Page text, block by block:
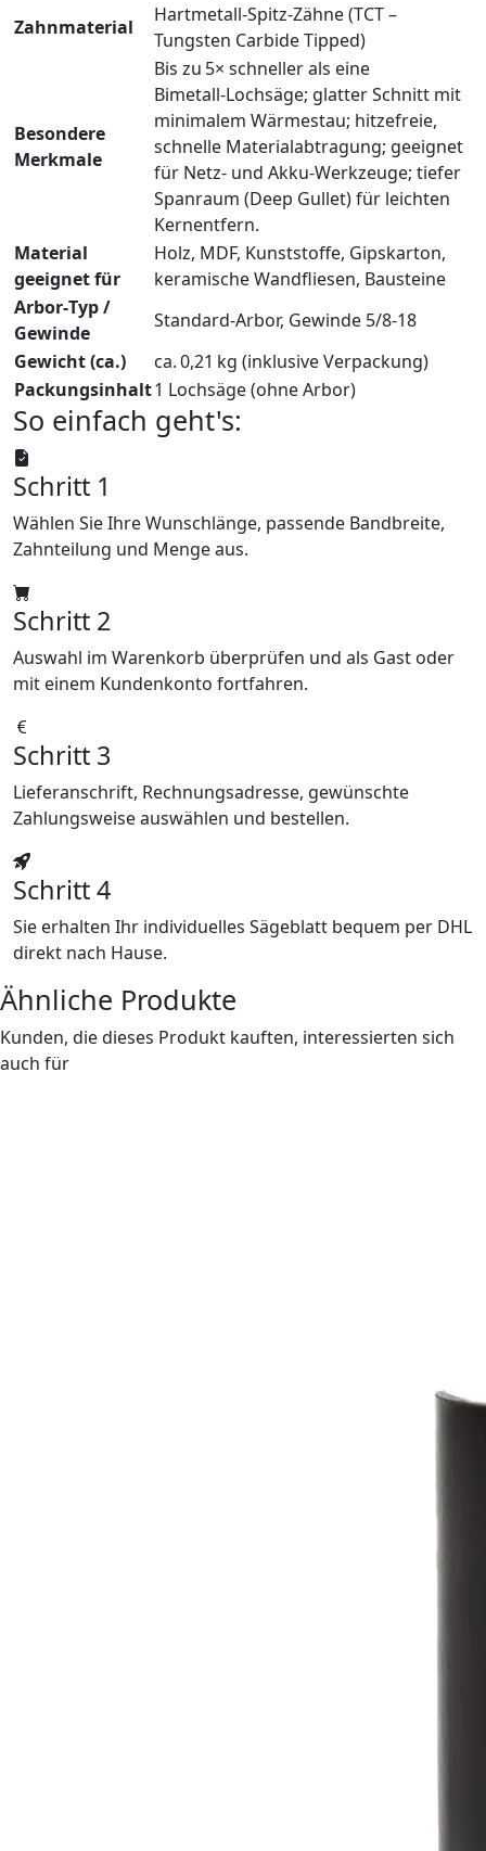
Zahnmaterial
Hartmetall‑Spitz‑Zähne (TCT –
Tungsten Carbide Tipped)
Besondere
Merkmale
Bis zu 5× schneller als eine
Bimetall‑Lochsäge; glatter Schnitt mit
minimalem Wärmestau; hitzefreie,
schnelle Materialabtragung; geeignet
für Netz‑ und Akku‑Werkzeuge; tiefer
Spanraum (Deep Gullet) für leichten
Kernentfern.
Material
geeignet für
Holz, MDF, Kunststoffe, Gipskarton,
keramische Wandfliesen, Bausteine
Arbor‑Typ /
Gewinde
Standard‑Arbor, Gewinde 5/8‑18
Gewicht (ca.)
ca. 0,21 kg (inklusive Verpackung)
Packungsinhalt1 Lochsäge (ohne Arbor)
So einfach geht's:
Schritt 1
Wählen Sie Ihre Wunschlänge, passende Bandbreite,
Zahnteilung und Menge aus.
Schritt 2
Auswahl im Warenkorb überprüfen und als Gast oder
mit einem Kundenkonto fortfahren.
Schritt 3
Lieferanschrift, Rechnungsadresse, gewünschte
Zahlungsweise auswählen und bestellen.
Schritt 4
Sie erhalten Ihr individuelles Sägeblatt bequem per DHL
direkt nach Hause.
Ähnliche Produkte
Kunden, die dieses Produkt kauften, interessierten sich
auch für